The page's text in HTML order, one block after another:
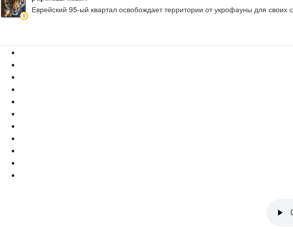
Еврейский 95-ый квартал освобождает территории от укрофауны для своих